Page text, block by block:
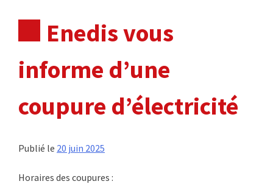
Enedis vous
informe d’une
coupure d’électricité
Publié le 20 juin 2025
Horaires des coupures :